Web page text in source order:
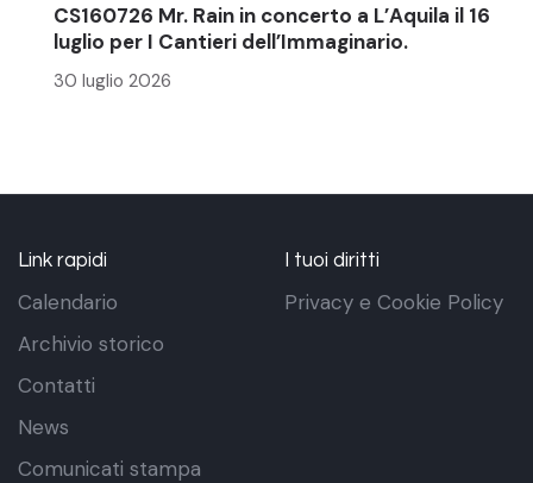
CS160726 Mr. Rain in concerto a L’Aquila il 16
luglio per I Cantieri dell’Immaginario.
30 luglio 2026
Link rapidi
Calendario
Archivio storico
Contatti
News
Comunicati stampa
I tuoi diritti
Privacy e Cookie Policy